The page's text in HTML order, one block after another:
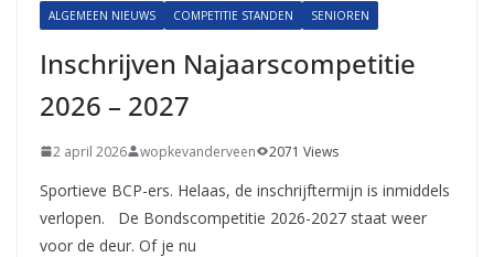
ALGEMEEN NIEUWS COMPETITIE STANDEN SENIOREN
Inschrijven Najaarscompetitie
2026 – 2027
2 april 2026 wopkevanderveen 2071 Views
Sportieve BCP-ers. Helaas, de inschrijftermijn is inmiddels
verlopen. De Bondscompetitie 2026-2027 staat weer
voor de deur. Of je nu